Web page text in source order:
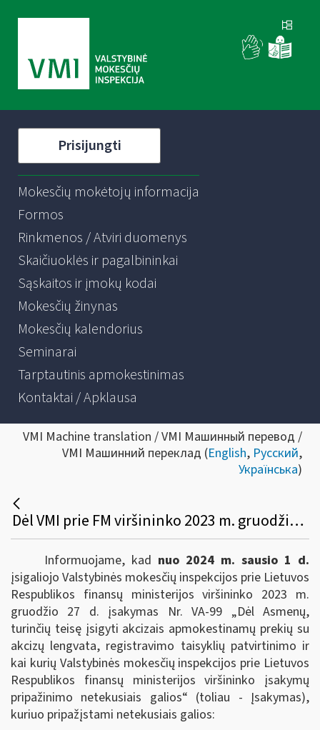
Prisijungti
Mokesčių mokėtojų informacija
Formos
Rinkmenos / Atviri duomenys
Skaičiuoklės ir pagalbininkai
Sąskaitos ir įmokų kodai
Mokesčių žinynas
Mokesčių kalendorius
Seminarai
Tarptautinis apmokestinimas
Kontaktai / Apklausa
VMI Machine translation / VMI Машинный перевод /
VMI Машинний переклад (English, Русский,
Українська)
Dėl VMI prie FM viršininko 2023 m. gruodžio 27 d. įsakymo Nr. VA-99 įsigaliojimo
Informuojame, kad nuo 2024 m. sausio 1 d.
įsigaliojo Valstybinės mokesčių inspekcijos prie Lietuvos
Respublikos finansų ministerijos viršininko 2023 m.
gruodžio 27 d. įsakymas Nr. VA-99 „Dėl Asmenų,
turinčių teisę įsigyti akcizais apmokestinamų prekių su
akcizų lengvata, registravimo taisyklių patvirtinimo ir
kai kurių Valstybinės mokesčių inspekcijos prie Lietuvos
Respublikos finansų ministerijos viršininko įsakymų
pripažinimo netekusiais galios“ (toliau - Įsakymas),
kuriuo pripažįstami netekusiais galios: